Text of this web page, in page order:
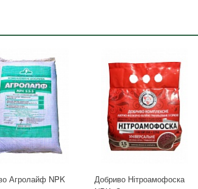
Агролайф NPK
Добриво Нітроамофоска